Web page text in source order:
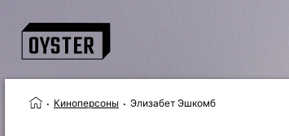
Киноперсоны Элизабет Эшкомб